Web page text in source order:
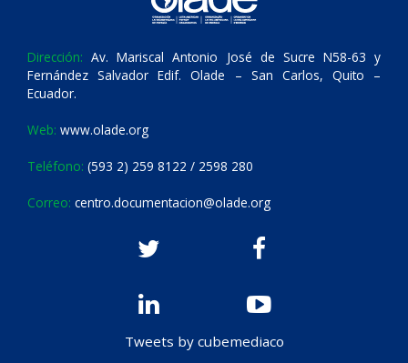
Dirección: Av. Mariscal Antonio José de Sucre N58-63 y
Fernández Salvador Edif. Olade – San Carlos, Quito –
Ecuador.
Web: www.olade.org
Teléfono: (593 2) 259 8122 / 2598 280
Correo: centro.documentacion@olade.org
Tweets by cubemediaco